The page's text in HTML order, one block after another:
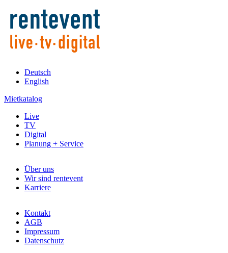
Deutsch
English
Mietkatalog
Live
TV
Digital
Planung + Service
Über uns
Wir sind rentevent
Karriere
Kontakt
AGB
Impressum
Datenschutz